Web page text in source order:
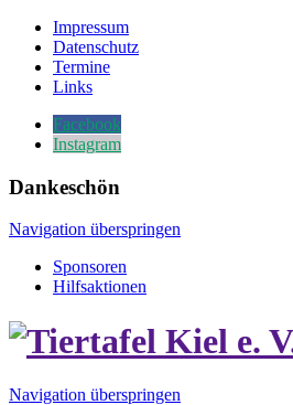
Impressum
Datenschutz
Termine
Links
Facebook
Instagram
Dankeschön
Navigation überspringen
Sponsoren
Hilfsaktionen
Navigation überspringen